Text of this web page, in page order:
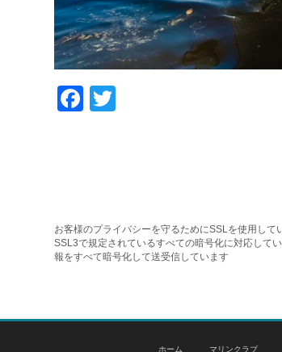
Facebook
お客様のプライバシーを守るためにSSLを使用し
SSL3で規定されているすべての暗号化に対応して
報をすべて暗号化して送受信しています
ホーム マリンクラブ